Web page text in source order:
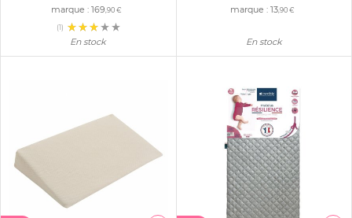
marque :169,90 €
(1)
En stock
marque : 13,90 €
En stock